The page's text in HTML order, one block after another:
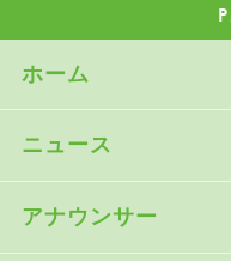
ホーム
ニュース
アナウンサー